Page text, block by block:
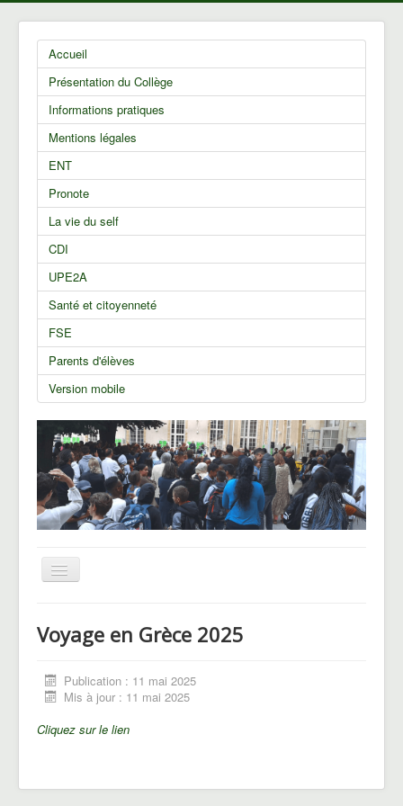
Accueil
Présentation du Collège
Informations pratiques
Mentions légales
ENT
Pronote
La vie du self
CDI
UPE2A
Santé et citoyenneté
FSE
Parents d'élèves
Version mobile
Basculer
la
CHAM
Le Pôle basket
Voyages et sorties
Blog des Hellenautes
Voyage en Grèce 2025
Publication : 11 mai 2025
Mis à jour : 11 mai 2025
Cliquez sur le lien